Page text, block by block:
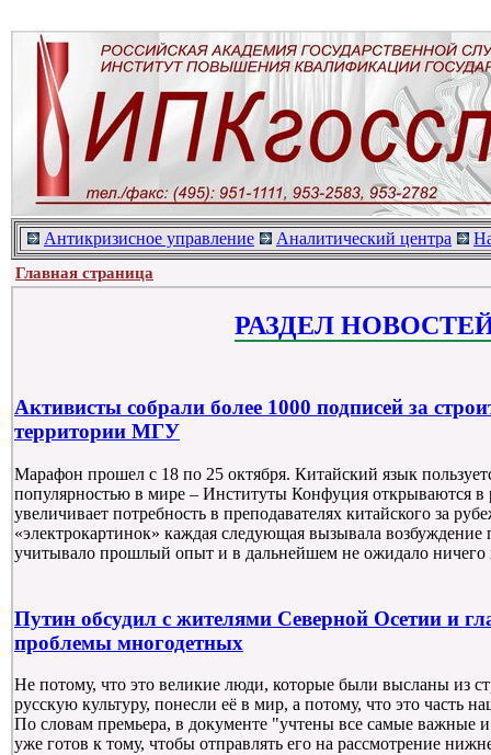
Антикризисное управление Аналитический центра
Главная страница
РАЗДЕЛ
Активисты собрали более 1000 подписей за
территории МГУ
Марафон прошел с 18 по 25 октября. Китайский язык
популярностью в мире – Институты Конфуция открываются в
увеличивает потребность в преподавателях китайского за
«электрокартинок» каждая следующая вызывала возбуждение
учитывало прошлый опыт и в дальнейшем не ожидало
Путин обсудил с жителями Северной Осетии и
проблемы многодетных
Не потому, что это великие люди, которые были высланы из
русскую культуру, понесли её в мир, а потому, что это часть
По словам премьера, в документе "учтены все самые
уже готов к тому, чтобы отправлять его на рассмотрение